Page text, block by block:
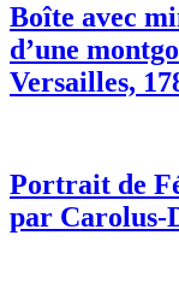
Boîte avec
d’une
Versailles,
Portrait de
par Carolus-